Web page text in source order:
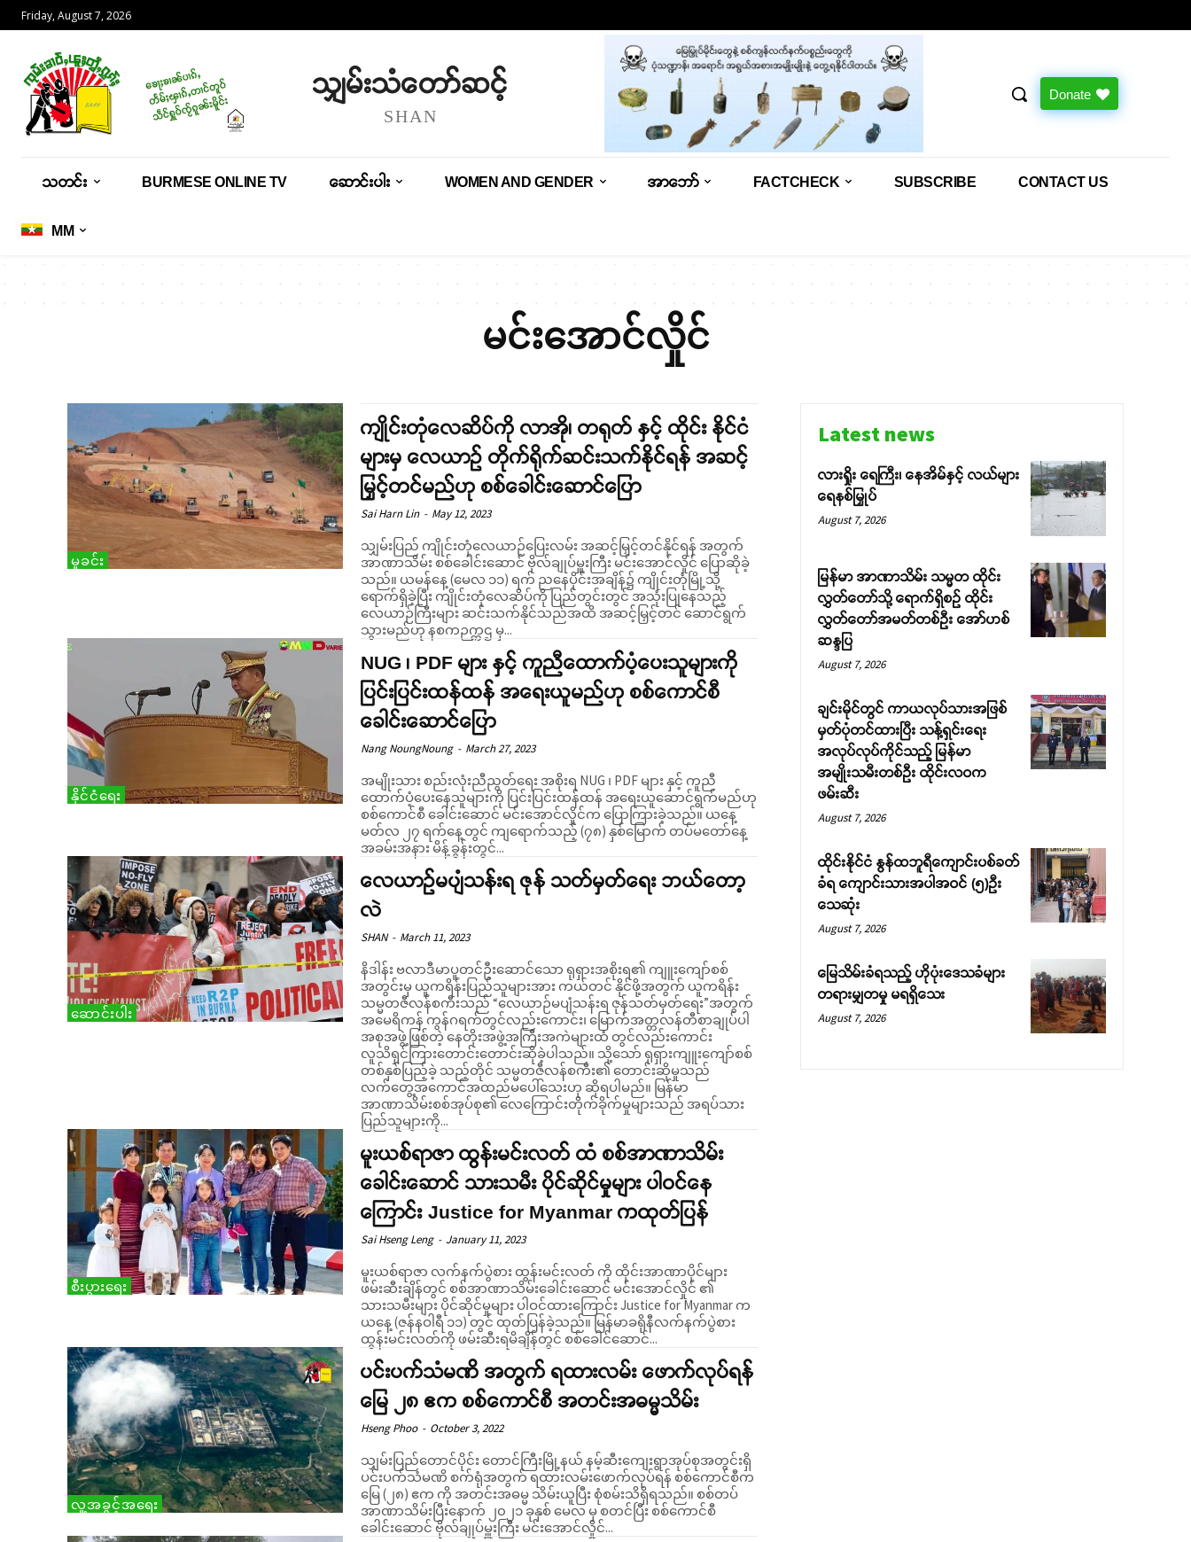
Friday, August 7, 2026
သျှမ်းသံတော်ဆင့်
SHAN
Donate
သတင်း BURMESE ONLINE TV ဆောင်းပါး WOMEN AND GENDER အာဘော် FACTCHECK SUBSCRIBE CONTACT US
MM
မင်းအောင်လှိုင်
မှုခင်း
ကျိုင်းတုံလေဆိပ်ကို လာအို၊ တရုတ် နှင့် ထိုင်း နိုင်ငံ
များမှ လေယာဉ် တိုက်ရိုက်ဆင်းသက်နိုင်ရန် အဆင့်
မြှင့်တင်မည်ဟု စစ်ခေါင်းဆောင်ပြော
Sai Harn Lin - May 12, 2023
သျှမ်းပြည် ကျိုင်းတုံလေယာဉ်ပြေးလမ်း အဆင့်မြှင့်တင်နိုင်ရန် အတွက်
အာဏာသိမ်း စစ်ခေါင်းဆောင် ဗိုလ်ချုပ်မှူးကြီး မင်းအောင်လှိုင် ပြောဆိုခဲ့
သည်။ ယမန်နေ့ (မေလ ၁၁) ရက် ညနေပိုင်းအချိန်၌ ကျိုင်းတုံမြို့သို့
ရောက်ရှိခဲ့ပြီး ကျိုင်းတုံလေဆိပ်ကို ပြည်တွင်းတွင် အသုံးပြုနေသည့်
လေယာဉ်ကြီးများ ဆင်းသက်နိုင်သည်အထိ အဆင့်မြှင့်တင် ဆောင်ရွက်
သွားမည်ဟု နစကဉက္ကဌ မှ...
နိုင်ငံရေး
NUG ၊ PDF များ နှင့် ကူညီထောက်ပံ့ပေးသူများကို
ပြင်းပြင်းထန်ထန် အရေးယူမည်ဟု စစ်ကောင်စီ
ခေါင်းဆောင်ပြော
Nang NoungNoung - March 27, 2023
အမျိုးသား စည်းလုံးညီညွတ်ရေး အစိုးရ NUG ၊ PDF များ နှင့် ကူညီ
ထောက်ပံ့ပေးနေသူများကို ပြင်းပြင်းထန်ထန် အရေးယူဆောင်ရွက်မည်ဟု
စစ်ကောင်စီ ခေါင်းဆောင် မင်းအောင်လှိုင်က ပြောကြားခဲ့သည်။ ယနေ့
မတ်လ ၂၇ ရက်နေ့တွင် ကျရောက်သည့် (၇၈) နှစ်မြောက် တပ်မတော်နေ့
အခမ်းအနား မိန့်ခွန်းတွင်...
ဆောင်းပါး
လေယာဉ်မပျံသန်းရ ဇုန် သတ်မှတ်ရေး ဘယ်တော့
လဲ
SHAN - March 11, 2023
နိဒါန်း ဗလာဒီမာပူတင်ဦးဆောင်သော ရုရှားအစိုးရ၏ ကျူးကျော်စစ်
အတွင်းမှ ယူကရိန်းပြည်သူများအား ကယ်တင် နိုင်ဖို့အတွက် ယူကရိန်း
သမ္မတဇီလန်စကီးသည် “လေယာဉ်မပျံသန်းရ ဇုန်သတ်မှတ်ရေး”အတွက်
အမေရိကန် ကွန်ဂရက်တွင်လည်းကောင်း၊ မြောက်အတ္တလန်တီစာချုပ်ပါ
အစုအဖွဲ့ဖြစ်တဲ့ နေတိုးအဖွဲ့အကြီးအကဲများထံ တွင်လည်းကောင်း
လူသိရှင်ကြားတောင်းတောင်းဆိုခဲ့ပါသည်။ သို့သော် ရုရှားကျူးကျော်စစ်
တစ်နှစ်ပြည့်ခဲ့ သည့်တိုင် သမ္မတဇီလန်စကီး၏ တောင်းဆိုမှုသည်
လက်တွေ့အကောင်အထည်မပေါ်သေးဟု ဆိုရပါမည်။ မြန်မာ
အာဏာသိမ်းစစ်အုပ်စု၏ လေကြောင်းတိုက်ခိုက်မှုများသည် အရပ်သား
ပြည်သူများကို...
စီးပွားရေး
မူးယစ်ရာဇာ ထွန်းမင်းလတ် ထံ စစ်အာဏာသိမ်း
ခေါင်းဆောင် သားသမီး ပိုင်ဆိုင်မှုများ ပါဝင်နေ
ကြောင်း Justice for Myanmar ကထုတ်ပြန်
Sai Hseng Leng - January 11, 2023
မူးယစ်ရာဇာ လက်နက်ပွဲစား ထွန်းမင်းလတ် ကို ထိုင်းအာဏာပိုင်များ
ဖမ်းဆီးချိန်တွင် စစ်အာဏာသိမ်းခေါင်းဆောင် မင်းအောင်လှိုင် ၏
သားသမီးများ ပိုင်ဆိုင်မှုများ ပါဝင်ထားကြောင်း Justice for Myanmar က
ယနေ့ (ဇန်နဝါရီ ၁၁) တွင် ထုတ်ပြန်ခဲ့သည်။ မြန်မာခရိုနီလက်နက်ပွဲစား
ထွန်းမင်းလတ်ကို ဖမ်းဆီးရမိချိန်တွင် စစ်ခေါင်ဆောင်...
လူ့အခွင့်အရေး
ပင်းပက်သံမဏိ အတွက် ရထားလမ်း ဖောက်လုပ်ရန်
မြေ ၂၈ ဧက စစ်ကောင်စီ အတင်းအဓမ္မသိမ်း
Hseng Phoo - October 3, 2022
သျှမ်းပြည်တောင်ပိုင်း တောင်ကြီးမြို့နယ် နမ့်ဆီးကျေးရွာအုပ်စုအတွင်းရှိ
ပင်းပက်သံမဏိ စက်ရုံအတွက် ရထားလမ်းဖောက်လုပ်ရန် စစ်ကောင်စီက
မြေ (၂၈) ဧက ကို အတင်းအဓမ္မ သိမ်းယူပြီး စုံစမ်းသိရှိရသည်။ စစ်တပ်
အာဏာသိမ်းပြီးနောက် ၂၀၂၁ ခုနှစ် မေလ မှ စတင်ပြီး စစ်ကောင်စီ
ခေါင်းဆောင် ဗိုလ်ချုပ်မှူးကြီး မင်းအောင်လှိုင်...
Latest news
လားရှိုး ရေကြီး၊ နေအိမ်နှင့် လယ်များ
ရေနစ်မြှုပ်
August 7, 2026
မြန်မာ အာဏာသိမ်း သမ္မတ ထိုင်း
လွှတ်တော်သို့ ရောက်ရှိစဉ် ထိုင်း
လွှတ်တော်အမတ်တစ်ဦး အော်ဟစ်
ဆန္ဒပြ
August 7, 2026
ချင်းမိုင်တွင် ကာယလုပ်သားအဖြစ်
မှတ်ပုံတင်ထားပြီး သန့်ရှင်းရေး
အလုပ်လုပ်ကိုင်သည့် မြန်မာ
အမျိုးသမီးတစ်ဦး ထိုင်းလဝက
ဖမ်းဆီး
August 7, 2026
ထိုင်းနိုင်ငံ နွန်ထဘူရီကျောင်းပစ်ခတ်
ခံရ ကျောင်းသားအပါအဝင် (၅)ဉီး
သေဆုံး
August 7, 2026
မြေသိမ်းခံရသည့် ဟိုပုံးဒေသခံများ
တရားမျှတမှု မရရှိသေး
August 7, 2026